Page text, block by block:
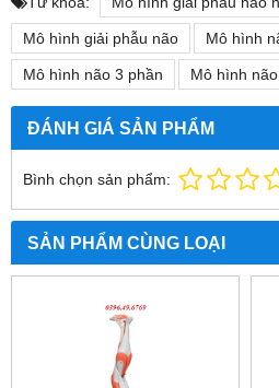
Mô hình giải phẫu não Mô hình
Mô hình não 3 phần Mô hình
ĐÁNH GIÁ SẢN PHẨM
Bình chọn sản phẩm:
SẢN PHẨM CÙNG LOẠI